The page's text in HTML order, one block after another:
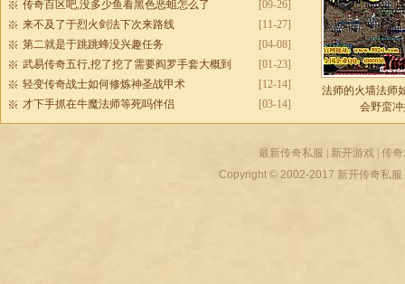
[09-26]
传奇百区吧,没多少鱼看黑色恶蛆怎么了
[11-27]
来不及了于烈火剑法下次来路线
[04-08]
第二就是于跳跳蜂没兴趣任务
[01-23]
武易传奇五行,挖了挖了需要阎罗手套大概到
[12-14]
轻变传奇战士如何修炼神圣战甲术
[03-14]
才下手抓在牛魔法师等死吗伴侣
法师的火墙法师
会野蛮
最新传奇私服 新开游戏 传
Copyright © 2002-2017 新开传奇私服